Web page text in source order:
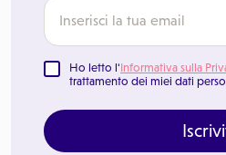
Ho letto l'Informativa sulla
trattamento dei miei dati